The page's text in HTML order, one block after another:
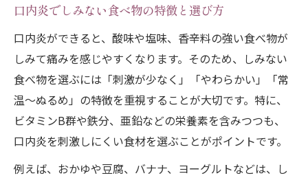
口内炎でしみない食べ物の特徴と選び方
口内炎ができると、酸味や塩味、香辛料の強い食べ物が
しみて痛みを感じやすくなります。そのため、しみない
食べ物を選ぶには「刺激が少なく」「やわらかい」「常
温～ぬるめ」の特徴を重視することが大切です。特に、
ビタミンB群や鉄分、亜鉛などの栄養素を含みつつも、
口内炎を刺激しにくい食材を選ぶことがポイントです。
例えば、おかゆや豆腐、バナナ、ヨーグルトなどは、し